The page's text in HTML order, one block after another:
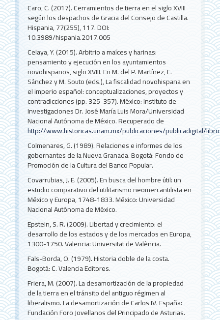
Caro, C. (2017). Cerramientos de tierra en el siglo XVIII
según los despachos de Gracia del Consejo de Castilla.
Hispania, 77(255), 117. DOI:
10.3989/hispania.2017.005
Celaya, Y. (2015). Arbitrio a maíces y harinas:
pensamiento y ejecución en los ayuntamientos
novohispanos, siglo XVIII. En M. del P. Martínez, E.
Sánchez y M. Souto (eds.), La fiscalidad novohispana en
el imperio español: conceptualizaciones, proyectos y
contradicciones (pp. 325-357). México: Instituto de
Investigaciones Dr. José María Luis Mora/Universidad
Nacional Autónoma de México. Recuperado de
http://www.historicas.unam.mx/publicaciones/publicadigital/
Colmenares, G. (1989). Relaciones e informes de los
gobernantes de la Nueva Granada. Bogotá: Fondo de
Promoción de la Cultura del Banco Popular.
Covarrubias, J. E. (2005). En busca del hombre útil: un
estudio comparativo del utilitarismo neomercantilista en
México y Europa, 1748-1833. México: Universidad
Nacional Autónoma de México.
Epstein, S. R. (2009). Libertad y crecimiento: el
desarrollo de los estados y de los mercados en Europa,
1300-1750. Valencia: Universitat de València.
Fals-Borda, O. (1979). Historia doble de la costa.
Bogotá: C. Valencia Editores.
Friera, M. (2007). La desamortización de la propiedad
de la tierra en el tránsito del antiguo régimen al
liberalismo. La desamortización de Carlos IV. España:
Fundación Foro Jovellanos del Principado de Asturias.